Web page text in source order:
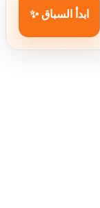
ابدأ السباق ✨